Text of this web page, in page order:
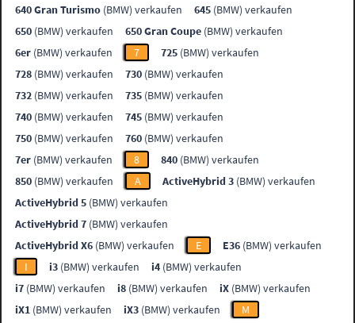
640 Gran Turismo (BMW) verkaufen 645 (BMW) verkaufen
650 (BMW) verkaufen 650 Gran Coupe (BMW) verkaufen
6er (BMW) verkaufen 7 725 (BMW) verkaufen
728 (BMW) verkaufen 730 (BMW) verkaufen
732 (BMW) verkaufen 735 (BMW) verkaufen
740 (BMW) verkaufen 745 (BMW) verkaufen
750 (BMW) verkaufen 760 (BMW) verkaufen
7er (BMW) verkaufen 8 840 (BMW) verkaufen
850 (BMW) verkaufen A ActiveHybrid 3 (BMW) verkaufen
ActiveHybrid 5 (BMW) verkaufen
ActiveHybrid 7 (BMW) verkaufen
ActiveHybrid X6 (BMW) verkaufen E E36 (BMW) verkaufen
I
i3 (BMW) verkaufen i4 (BMW) verkaufen
i7 (BMW) verkaufen i8 (BMW) verkaufen iX (BMW) verkaufen
iX1 (BMW) verkaufen iX3 (BMW) verkaufen
M